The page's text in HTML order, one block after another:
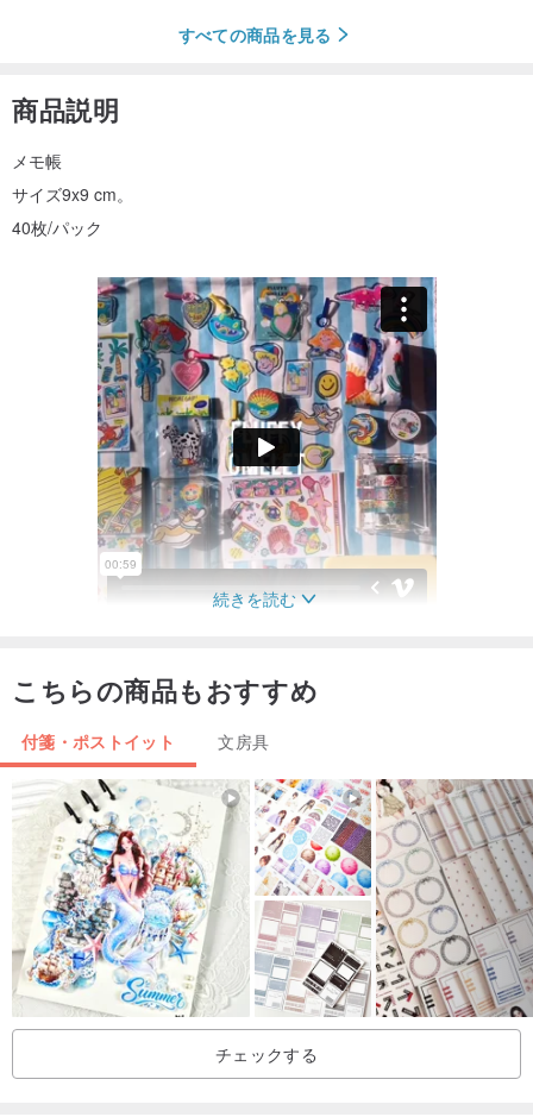
すべての商品を見る
商品説明
メモ帳
サイズ9x9 cm。
40枚/パック
あなたの机、スクラップブックノートを書く、思い出させる、飾る
ために。
続きを読む
こちらの商品もおすすめ
付箋・ポストイット 文房具
チェックする